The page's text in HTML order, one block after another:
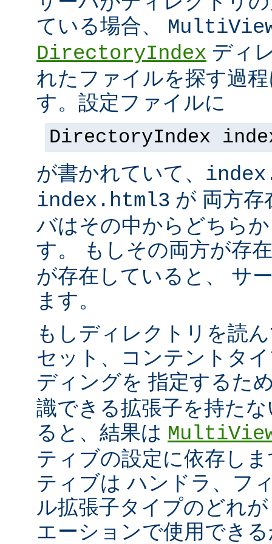
ている場合、
DirectoryIndex ディ
れたファイルを探す過
す。設定ファイルに
DirectoryIndex
が書かれていて、
index.html3 が 両方存
バはその中からどちら
す。 もしその両方が存
が存在していると、 サ
ます。
もしディレクトリを読
セット、コンテントタ
ディングを 指定するた
識できる拡張子を持た
ると、結果は
ティブの設定に依存し
ティブは ハンドラ、フ
ル拡張子タイプのどれ
エーションで使用でき